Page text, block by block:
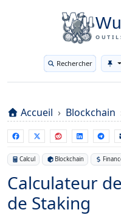
Rechercher
Accueil Blockchain
Calcul Blockchain
Calculateur
de Staking